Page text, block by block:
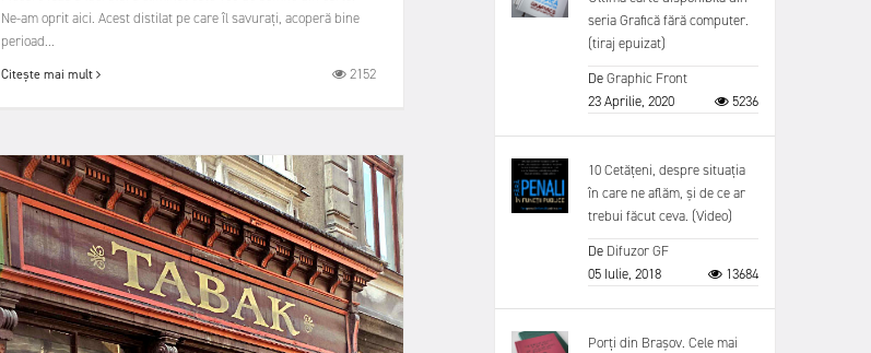
Ne-am oprit aici. Acest distilat pe care îl savurați, acoperă bine
perioad...
Citește mai mult 2152
seria Grafică fără computer.
(tiraj epuizat)
DeGraphic Front
23 Aprilie, 2020
5236
10 Cetățeni, despre situația
în care ne aflăm, și de ce ar
trebui făcut ceva. (Video)
De Difuzor GF
05 Iulie, 2018
13684
Porți din Brașov. Cele mai